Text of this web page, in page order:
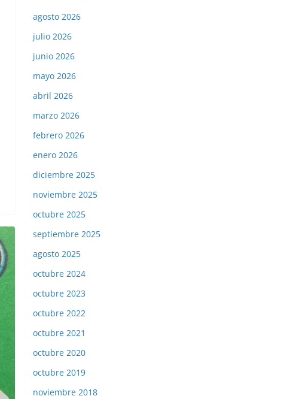
agosto 2026
julio 2026
junio 2026
mayo 2026
abril 2026
marzo 2026
febrero 2026
enero 2026
diciembre 2025
noviembre 2025
octubre 2025
septiembre 2025
agosto 2025
octubre 2024
octubre 2023
octubre 2022
octubre 2021
octubre 2020
octubre 2019
noviembre 2018